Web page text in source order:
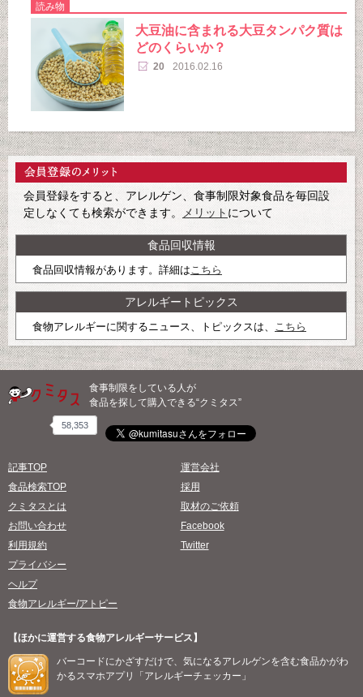
読み物
大豆油に含まれる大豆タンパク質は
どのくらいか？
20 2016.02.16
会員登録をすると、アレルゲン、食事制限対象食品を毎回設
定しなくても検索ができます。
メリット について
食品回収情報
食品回収情報があります。詳細はこちら
アレルギートピックス
食物アレルギーに関するニュース、トピックスは、 こちら
食事制限をしている人が
食品を探して購入できる“クミタス”
58,353
記事TOP
食品検索TOP
クミタスとは
お問い合わせ
利用規約
プライバシー
ヘルプ
食物アレルギー/アトピー
運営会社
採用
取材のご依頼
Facebook
Twitter
【ほかに運営する食物アレルギーサービス】
バーコードにかざすだけで、気になるアレルゲンを含む食品かがわ
かるスマホアプリ「アレルギーチェッカー」